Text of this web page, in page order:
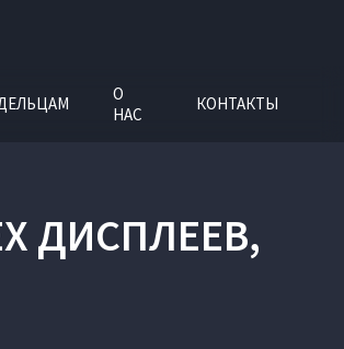
О
НАС
КОНТАКТЫ
ДИСПЛЕЕВ,